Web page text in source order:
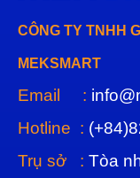
CÔNG TY TNHH
MEKSMART
Email :
Hotline :
Trụ sở : Tòa